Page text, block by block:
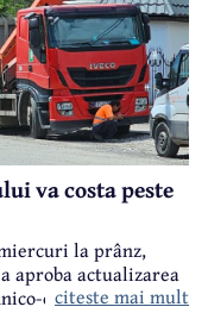
va costa peste
la prânz,
aproba actualizarea
economici și a
citeste mai mult